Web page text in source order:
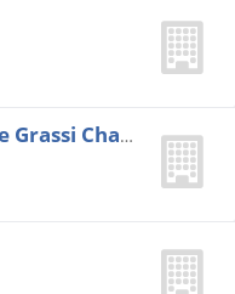
Shoe Center Di Grassi Yvette e Grassi Chantal